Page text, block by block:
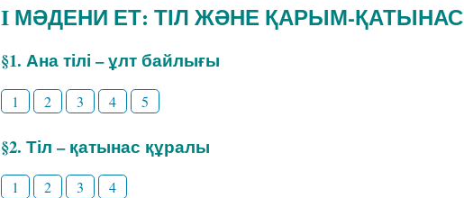
I МӘДЕНИ ЕТ: ТІЛ ЖӘНЕ ҚАРЫМ-ҚАТЫНАС
§1. Ана тілі – ұлт байлығы
1 2 3 4 5
§2. Тіл – қатынас құралы
1 2 3 4